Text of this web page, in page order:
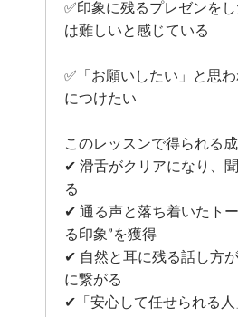
✅印象に残るプレゼンを
は難しいと感じている
✅「お願いしたい」と思
につけたい
このレッスンで得られる
✔ 滑舌がクリアになり、
る
✔ 通る声と落ち着いたト
る印象”を獲得
✔ 自然と耳に残る話し方
に繋がる
✔「安心して任せられる